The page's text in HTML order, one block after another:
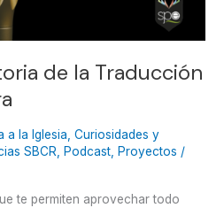
de la Traducción
a la Iglesia,Curiosidades y
SBCR, Podcast, Proyectos /
te permiten aprovechar todo